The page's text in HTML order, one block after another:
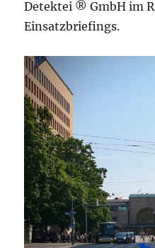
Detektei ® GmbH im
Einsatzbriefings.